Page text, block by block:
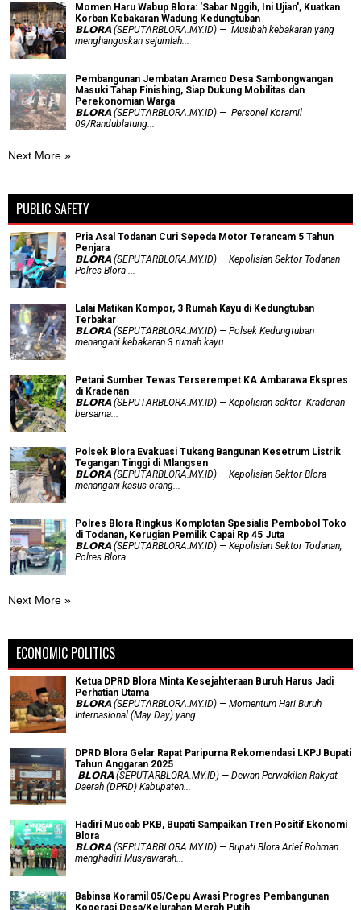
Momen Haru Wabup Blora: ​'Sabar Nggih, Ini Ujian', Kuatkan
Korban Kebakaran Wadung Kedungtuban
𝗕𝗟𝗢𝗥𝗔 (SEPUTARBLORA.MY.ID) — Musibah kebakaran yang
menghanguskan sejumlah...
Pembangunan Jembatan Aramco Desa Sambongwangan
Masuki Tahap Finishing, Siap Dukung Mobilitas dan
Perekonomian Warga
𝗕𝗟𝗢𝗥𝗔 (SEPUTARBLORA.MY.ID) — Personel Koramil
09/Randublatung...
Next More »
PUBLIC SAFETY
Pria Asal Todanan Curi Sepeda Motor Terancam 5 Tahun
Penjara
𝗕𝗟𝗢𝗥𝗔 (SEPUTARBLORA.MY.ID) — Kepolisian Sektor Todanan
Polres Blora ...
Lalai Matikan Kompor, 3 Rumah Kayu di Kedungtuban
Terbakar
𝗕𝗟𝗢𝗥𝗔 (SEPUTARBLORA.MY.ID) — Polsek Kedungtuban
menangani kebakaran 3 rumah kayu...
Petani Sumber Tewas Terserempet KA Ambarawa Ekspres
di Kradenan
𝗕𝗟𝗢𝗥𝗔 (SEPUTARBLORA.MY.ID) — Kepolisian sektor Kradenan
bersama...
Polsek Blora Evakuasi Tukang Bangunan Kesetrum Listrik
Tegangan Tinggi di Mlangsen
𝗕𝗟𝗢𝗥𝗔 (SEPUTARBLORA.MY.ID) — Kepolisian Sektor Blora
menangani kasus orang...
Polres Blora Ringkus Komplotan Spesialis Pembobol Toko
di Todanan, Kerugian Pemilik Capai Rp 45 Juta
𝗕𝗟𝗢𝗥𝗔 (SEPUTARBLORA.MY.ID) — Kepolisian Sektor Todanan,
Polres Blora ...
Next More »
ECONOMIC POLITICS
Ketua DPRD Blora Minta Kesejahteraan Buruh Harus Jadi
Perhatian Utama
​𝗕𝗟𝗢𝗥𝗔 (SEPUTARBLORA.MY.ID) — Momentum Hari Buruh
Internasional (May Day) yang...
DPRD Blora Gelar Rapat Paripurna Rekomendasi LKPJ Bupati
Tahun Anggaran 2025
‎ 𝗕𝗟𝗢𝗥𝗔 (SEPUTARBLORA.MY.ID) — Dewan Perwakilan Rakyat
Daerah (DPRD) Kabupaten...
Hadiri Muscab PKB, Bupati Sampaikan Tren Positif Ekonomi
Blora
𝗕𝗟𝗢𝗥𝗔 (SEPUTARBLORA.MY.ID) — Bupati Blora Arief Rohman
menghadiri Musyawarah...
Babinsa Koramil 05/Cepu Awasi Progres Pembangunan
Koperasi Desa/Kelurahan Merah Putih